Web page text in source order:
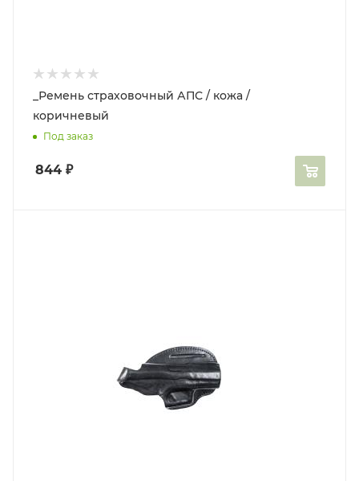
_Ремень страховочный АПС / кожа /
коричневый
Под заказ
844 ₽